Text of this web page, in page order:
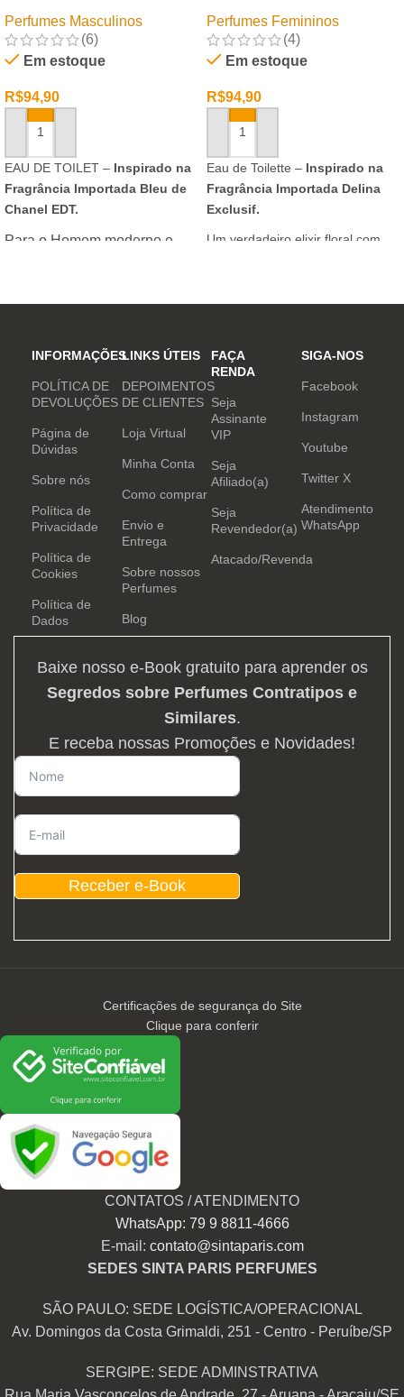
Perfumes Masculinos
(6)
Em estoque
R$94,90
ADICIONAR AO CARRINHO
EAU DE TOILET – Inspirado na
Fragrância Importada Bleu de
Chanel EDT.
Para o Homem moderno e
inovar sempre, provocando
e determinação.
Perfumes Femininos
(4)
Em estoque
R$94,90
ADICIONAR AO CARRINHO
Eau de Toilette – Inspirado na
Fragrância Importada Delina
Exclusif.
Um verdadeiro elixir floral com
INFORMAÇÕES
POLÍTICA DE
DEVOLUÇÕES
Página de
Dúvidas
Sobre nós
Política de
Privacidade
Política de
Cookies
Política de
Dados
LINKS ÚTEIS
DEPOIMENTOS
DE CLIENTES
Loja Virtual
Minha Conta
Como comprar
Envio e
Entrega
Sobre nossos
Perfumes
Blog
FAÇA
RENDA
Seja
Assinante
VIP
Seja
Afiliado(a)
Seja
Revendedor(a)
Atacado/Revenda
SIGA-NOS
Facebook
Instagram
Youtube
Twitter X
Atendimento
WhatsApp
Baixe nosso e-Book gratuito para aprender os
Segredos sobre Perfumes Contratipos e
Similares.
E receba nossas Promoções e Novidades!
Receber e-Book
Certificações de segurança do Site
Clique para conferir
CONTATOS / ATENDIMENTO
WhatsApp: 79 9 8811-4666
E-mail: contato@sintaparis.com
SEDES SINTA PARIS PERFUMES
SÃO PAULO: SEDE LOGÍSTICA/OPERACIONAL
Av. Domingos da Costa Grimaldi, 251 - Centro - Peruíbe/SP
SERGIPE: SEDE ADMINSTRATIVA